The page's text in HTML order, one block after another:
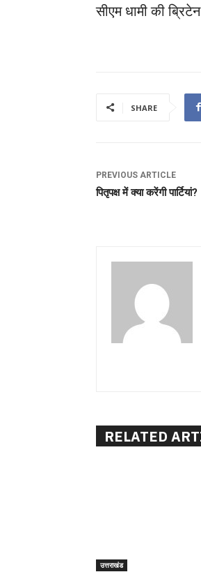
सीएम धामी की
SHARE
PREVIOUS ARTICLE
पितृपक्ष में क्या करेंगी पार्टियां?
RELATED
उत्तराखंड